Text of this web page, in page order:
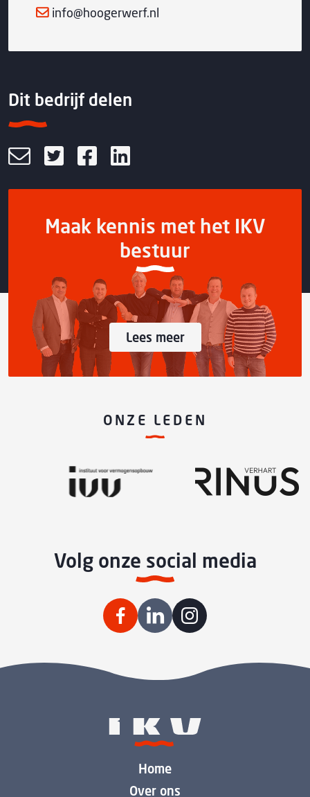
info@hoogerwerf.nl
Dit bedrijf delen
Maak kennis met het IKV
bestuur
Lees meer
ONZE LEDEN
Volg onze social media
Home
Over ons